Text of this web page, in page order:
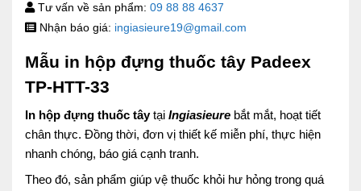
Tư vấn về sản phẩm: 09 88 88 4637
Nhận báo giá: ingiasieure19@gmail.com
Mẫu in hộp đựng thuốc tây Padeex
TP-HTT-33
In hộp đựng thuốc tâytại Ingiasieure bắt mắt, hoạt tiết
chân thực. Đồng thời, đơn vị thiết kế miễn phí, thực hiện
nhanh chóng, báo giá cạnh tranh.
Theo đó, sản phẩm giúp vệ thuốc khỏi hư hỏng trong quá